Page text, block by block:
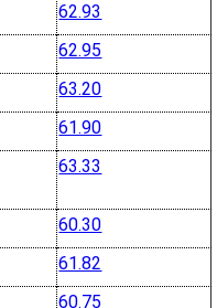
62.93
62.95
63.20
61.90
63.33
60.30
61.82
60.75